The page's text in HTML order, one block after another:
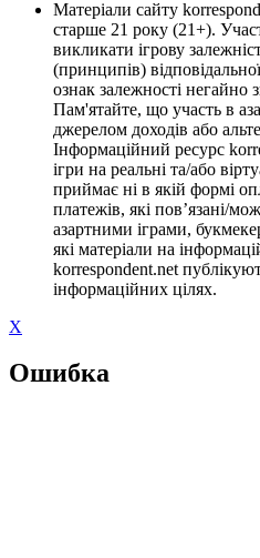
Матеріали сайту
старше 21 року (21+).
викликати ігрову
(принципів)
ознак залежності негайно
Пам'ятайте, що участь в
джерелом доходів або
Інформаційний ресурс
ігри на реальні та/або
приймає ні в якій формі
платежів, які пов’язані/
азартними іграми,
які матеріали на
korrespondent.net
інформаційних цілях.
X
Ошибка